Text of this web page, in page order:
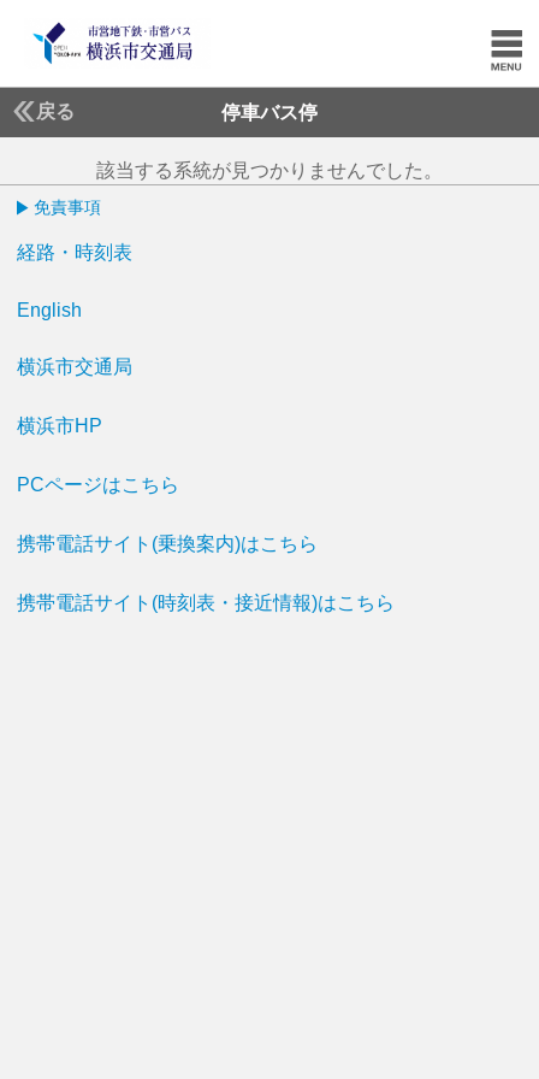
戻る 停車バス停
該当する系統が見つかりませんでした。
免責事項
経路・時刻表
English
横浜市交通局
横浜市HP
PCページはこちら
携帯電話サイト(乗換案内)はこちら
携帯電話サイト(時刻表・接近情報)はこちら